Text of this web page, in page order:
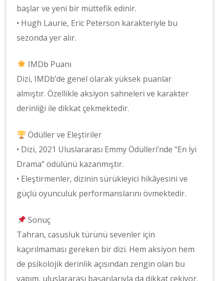
başlar ve yeni bir müttefik edinir.
• Hugh Laurie, Eric Peterson karakteriyle bu
sezonda yer alır.
IMDb Puanı
Dizi, IMDb’de genel olarak yüksek puanlar
almıştır. Özellikle aksiyon sahneleri ve karakter
derinliği ile dikkat çekmektedir.
Ödüller ve Eleştiriler
• Dizi, 2021 Uluslararası Emmy Ödülleri’nde “En İyi
Drama” ödülünü kazanmıştır.
• Eleştirmenler, dizinin sürükleyici hikâyesini ve
güçlü oyunculuk performanslarını övmektedir.
Sonuç
Tahran, casusluk türünü sevenler için
kaçırılmaması gereken bir dizi. Hem aksiyon hem
de psikolojik derinlik açısından zengin olan bu
yapım, uluslararası başarılarıyla da dikkat çekiyor.